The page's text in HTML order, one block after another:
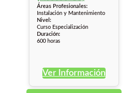
Áreas Profesionales:
Instalación y Mantenimiento
Nivel:
Curso Especialización
Duración:
600 horas
Ver Información